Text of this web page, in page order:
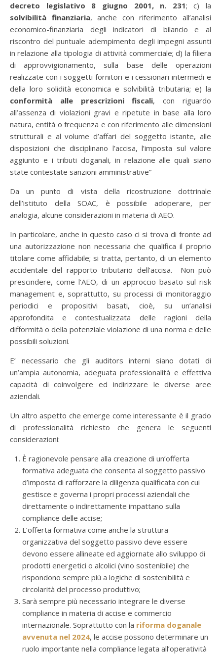
decreto legislativo 8 giugno 2001, n. 231; c) la
solvibilità finanziaria, anche con riferimento all’analisi
economico-finanziaria degli indicatori di bilancio e al
riscontro del puntuale adempimento degli impegni assunti
in relazione alla tipologia di attività commerciale; d) la filiera
di approvvigionamento, sulla base delle operazioni
realizzate con i soggetti fornitori e i cessionari intermedi e
della loro solidità economica e solvibilità tributaria; e) la
conformità alle prescrizioni fiscali, con riguardo
all’assenza di violazioni gravi e ripetute in base alla loro
natura, entità o frequenza e con riferimento alle dimensioni
strutturali e al volume d’affari del soggetto istante, alle
disposizioni che disciplinano l’accisa, l’imposta sul valore
aggiunto e i tributi doganali, in relazione alle quali siano
state contestate sanzioni amministrative”
Da un punto di vista della ricostruzione dottrinale
dell’istituto della SOAC, è possibile adoperare, per
analogia, alcune considerazioni in materia di AEO.
In particolare, anche in questo caso ci si trova di fronte ad
una autorizzazione non necessaria che qualifica il proprio
titolare come affidabile; si tratta, pertanto, di un elemento
accidentale del rapporto tributario dell’accisa. Non può
prescindere, come l’AEO, di un approccio basato sul risk
management e, soprattutto, su processi di monitoraggio
periodici e propositivi basati, cioè, su un’analisi
approfondita e contestualizzata delle ragioni della
difformità o della potenziale violazione di una norma e delle
possibili soluzioni.
E’ necessario che gli auditors interni siano dotati di
un’ampia autonomia, adeguata professionalità e effettiva
capacità di coinvolgere ed indirizzare le diverse aree
aziendali.
Un altro aspetto che emerge come interessante è il grado
di professionalità richiesto che genera le seguenti
considerazioni:
È ragionevole pensare alla creazione di un’offerta
formativa adeguata che consenta al soggetto passivo
d’imposta di rafforzare la diligenza qualificata con cui
gestisce e governa i propri processi aziendali che
direttamente o indirettamente impattano sulla
compliance delle accise;
L’offerta formativa come anche la struttura
organizzativa del soggetto passivo deve essere
devono essere allineate ed aggiornate allo sviluppo di
prodotti energetici o alcolici (vino sostenibile) che
rispondono sempre più a logiche di sostenibilità e
circolarità del processo produttivo;
Sarà sempre più necessario integrare le diverse
compliance in materia di accise e commercio
internazionale. Soprattutto con la riforma doganale
avvenuta nel 2024, le accise possono determinare un
ruolo importante nella compliance legata all’operatività